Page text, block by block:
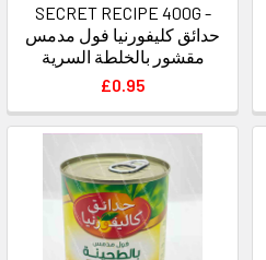
SECRET RECIPE 400G -
حدائق كليفورنيا فول مدمس
مقشور بالخلطة السرية
£0.95